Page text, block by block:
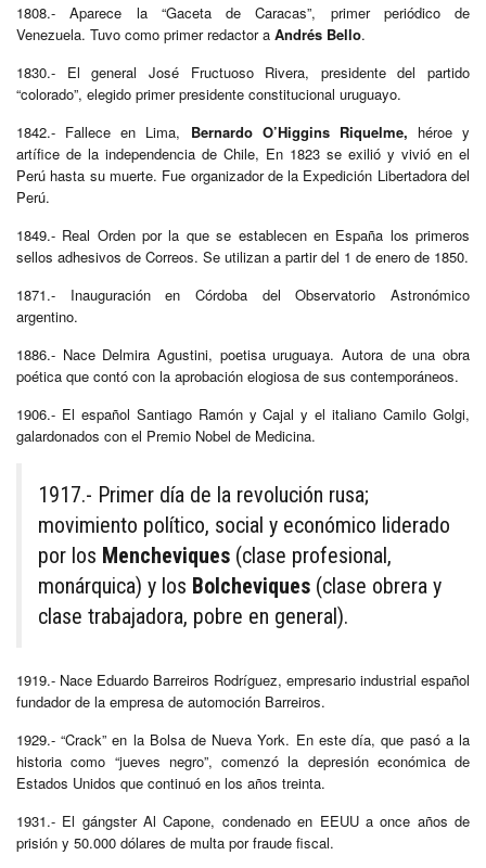
1808.- Aparece la “Gaceta de Caracas”, primer periódico de
Venezuela. Tuvo como primer redactor a Andrés Bello.
1830.- El general José Fructuoso Rivera, presidente del partido
“colorado”, elegido primer presidente constitucional uruguayo.
1842.- Fallece en Lima, Bernardo O’Higgins Riquelme, héroe y
artífice de la independencia de Chile, En 1823 se exilió y vivió en el
Perú hasta su muerte. Fue organizador de la Expedición Libertadora del
Perú.
1849.- Real Orden por la que se establecen en España los primeros
sellos adhesivos de Correos. Se utilizan a partir del 1 de enero de 1850.
1871.- Inauguración en Córdoba del Observatorio Astronómico
argentino.
1886.- Nace Delmira Agustini, poetisa uruguaya. Autora de una obra
poética que contó con la aprobación elogiosa de sus contemporáneos.
1906.- El español Santiago Ramón y Cajal y el italiano Camilo Golgi,
galardonados con el Premio Nobel de Medicina.
1917.- Primer día de la revolución rusa;
movimiento político, social y económico liderado
por los Mencheviques (clase profesional,
monárquica) y los Bolcheviques (clase obrera y
clase trabajadora, pobre en general).
1919.- Nace Eduardo Barreiros Rodríguez, empresario industrial español
fundador de la empresa de automoción Barreiros.
1929.- “Crack” en la Bolsa de Nueva York. En este día, que pasó a la
historia como “jueves negro”, comenzó la depresión económica de
Estados Unidos que continuó en los años treinta.
1931.- El gángster Al Capone, condenado en EEUU a once años de
prisión y 50.000 dólares de multa por fraude fiscal.